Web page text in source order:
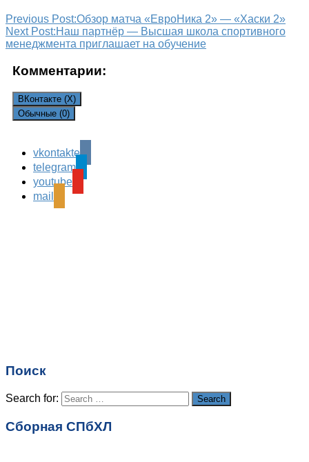
Previous Post:Обзор матча «ЕвроНика 2» — «Хаски 2»
Next Post:Наш партнёр — Высшая школа спортивного
менеджмента приглашает на обучение
Комментарии:
ВКонтакте (X)
Обычные (0)
Leave a Reply
Ваш адрес email не будет опубликован.
поля помечены
vkontakte
telegram
youtube
mail
Поиск
Search for: Search
Сборная СПбХЛ